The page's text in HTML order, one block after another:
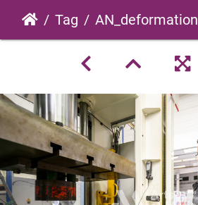
Tag AN_deformation_plastique_forge_2023_0002